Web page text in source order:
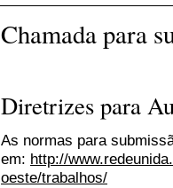
Chamada para
Diretrizes para
As normas para
em: http://
oeste/trabalhos/